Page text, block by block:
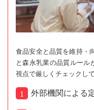
食品安全と品質を維持・
と森永乳業の品質ルール
視点で厳しくチェックして
外部機関による